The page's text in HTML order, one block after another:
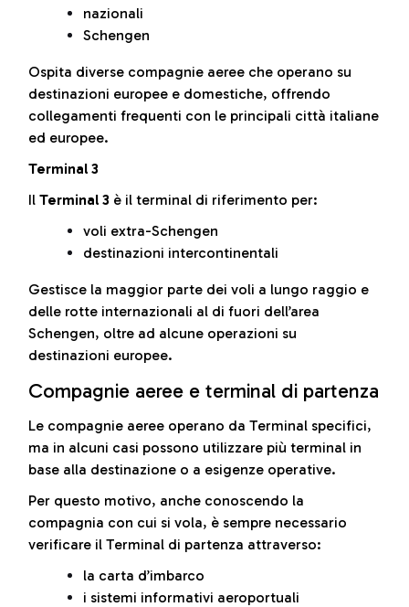
nazionali
Schengen
Ospita diverse compagnie aeree che operano su
destinazioni europee e domestiche, offrendo
collegamenti frequenti con le principali città italiane
ed europee.
Terminal 3
Il Terminal 3 è il terminal di riferimento per:
voli extra-Schengen
destinazioni intercontinentali
Gestisce la maggior parte dei voli a lungo raggio e
delle rotte internazionali al di fuori dell’area
Schengen, oltre ad alcune operazioni su
destinazioni europee.
Compagnie aeree e terminal di partenza
Le compagnie aeree operano da Terminal specifici,
ma in alcuni casi possono utilizzare più terminal in
base alla destinazione o a esigenze operative.
Per questo motivo, anche conoscendo la
compagnia con cui si vola, è sempre necessario
verificare il Terminal di partenza attraverso:
la carta d’imbarco
i sistemi informativi aeroportuali